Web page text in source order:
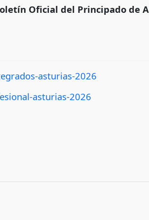
Oficial del Principado de
asturias-2026
asturias-2026